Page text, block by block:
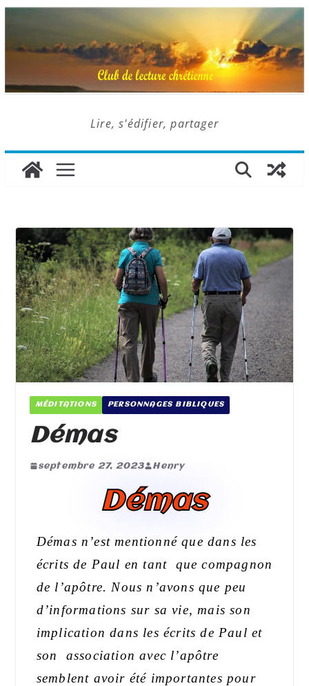
Lire, s'édifier, partager
MÉDITATIONS PERSONNAGES BIBLIQUES
Démas
septembre 27, 2023 Henry
Démas
Démas n’est mentionnéque dans les
écrits de Paul en tant que compagnon
de l’apôtre. Nous n’avons que peu
d’informations sur sa vie, maisson
implication dans les écritsde Paul et
son association avec l’apôtre
semblent avoir été importantes pour